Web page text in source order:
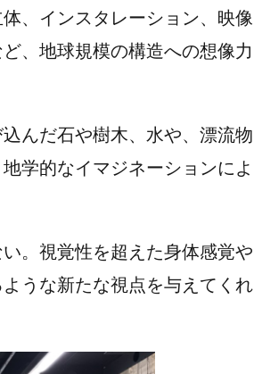
、インスタレーション、映像
、地球規模の構造への想像力
んだ石や樹木、水や、漂流物
学的なイマジネーションによ
。視覚性を超えた身体感覚や
うな新たな視点を与えてくれ